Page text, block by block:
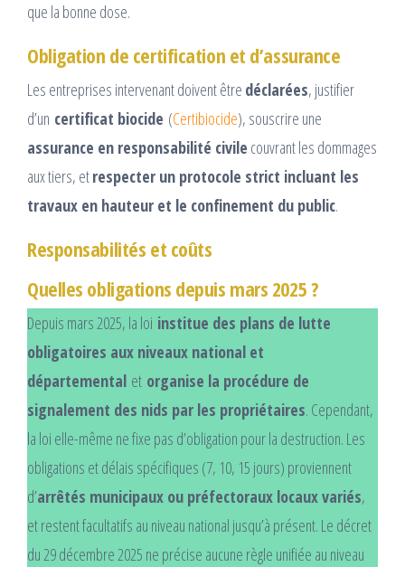
que la bonne dose.
Obligation de certification et d’assurance
Les entreprises intervenant doivent être déclarées, justifier
d’un certificat biocide (Certibiocide), souscrire une
assurance en responsabilité civile couvrant les dommages
aux tiers, etrespecter un protocole strict incluant les
travaux en hauteur et le confinement du public.​
Responsabilités et coûts
Quelles obligations depuis mars 2025 ?
Depuis mars 2025, la loi institue des plans de lutte
obligatoires aux niveaux national et
départemental et organise la procédure de
signalement des nids par les propriétaires. Cependant,
la loi elle-même ne fixe pas d’obligation pour la destruction. Les
obligations et délais spécifiques (7, 10, 15 jours) proviennent
d’arrêtés municipaux ou préfectoraux locaux variés,
et restent facultatifs au niveau national jusqu’à présent. Le décret
du 29 décembre 2025 ne précise aucune règle unifiée au niveau